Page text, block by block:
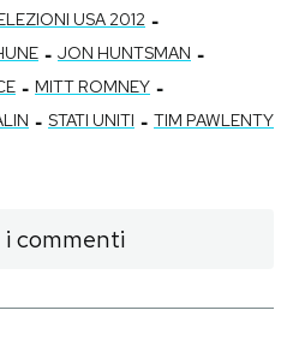
USA 2012 -
- JON HUNTSMAN -
- MITT ROMNEY -
- STATI UNITI - TIM PAWLENTY
commenti